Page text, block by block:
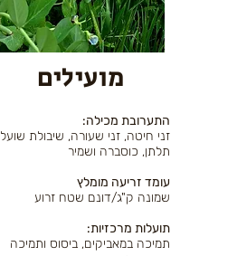
:התערובת מכילה
,זני חיטה, זני שעורה, שיבולת שועל
תלתן, כוסברה ושמיר
עומד זריעה מומלץ
שמונה ק"ג/דונם שטח זרוע
:תועלות מרכזיות
תמיכה במאביקים, ביסוס ותמיכה